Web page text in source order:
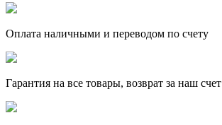
Оплата наличными и переводом по счету
Гарантия на все товары, возврат за наш счет